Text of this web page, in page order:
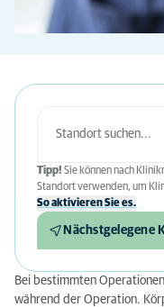
Tipp! Sie können nach
Standort verwenden, um
So aktivieren Sie es.
Nächstgelegene
Bei bestimmten
während der Operation.